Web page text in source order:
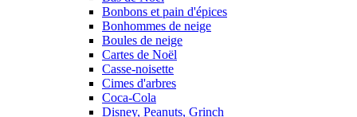
Bonbons et pain d'épices
Bonhommes de neige
Boules de neige
Cartes de Noël
Casse-noisette
Cimes d'arbres
Coca-Cola
Disney, Peanuts, Grinch